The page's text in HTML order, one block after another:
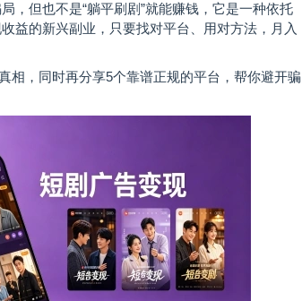
，但也不是“躺平刷剧”就能赚钱，它是一种依托
益的新兴副业，只要找对平台、用对方法，月入
相，同时再分享5个靠谱正规的平台，帮你避开骗